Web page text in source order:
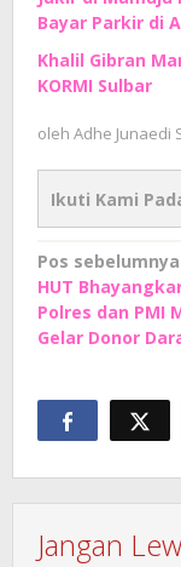
Bayar Parkir di
Khalil Gibran
KORMI Sulbar
oleh Adhe Junaedi
Ikuti Kami
Navigasi
pos
Pos sebelumnya
HUT
Polres dan PMI
Gelar Donor
Jangan